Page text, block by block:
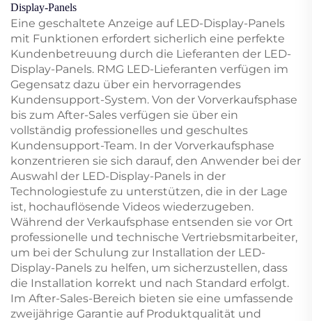
Display-Panels
Eine geschaltete Anzeige auf LED-Display-Panels
mit Funktionen erfordert sicherlich eine perfekte
Kundenbetreuung durch die Lieferanten der LED-
Display-Panels. RMG LED-Lieferanten verfügen im
Gegensatz dazu über ein hervorragendes
Kundensupport-System. Von der Vorverkaufsphase
bis zum After-Sales verfügen sie über ein
vollständig professionelles und geschultes
Kundensupport-Team. In der Vorverkaufsphase
konzentrieren sie sich darauf, den Anwender bei der
Auswahl der LED-Display-Panels in der
Technologiestufe zu unterstützen, die in der Lage
ist, hochauflösende Videos wiederzugeben.
Während der Verkaufsphase entsenden sie vor Ort
professionelle und technische Vertriebsmitarbeiter,
um bei der Schulung zur Installation der LED-
Display-Panels zu helfen, um sicherzustellen, dass
die Installation korrekt und nach Standard erfolgt.
Im After-Sales-Bereich bieten sie eine umfassende
zweijährige Garantie auf Produktqualität und